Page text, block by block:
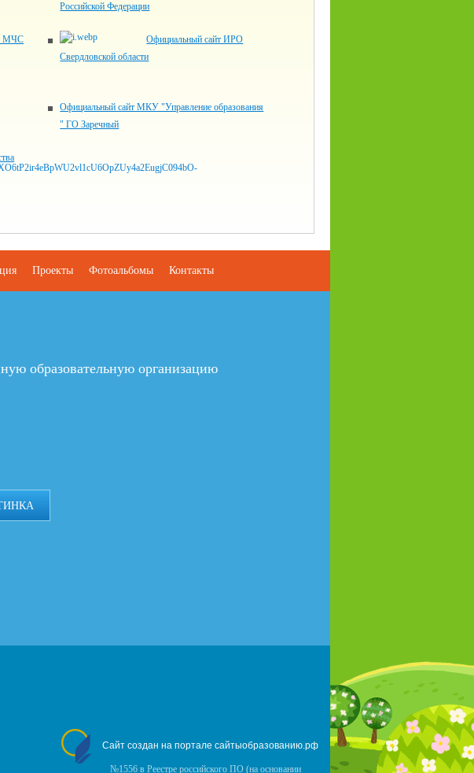
Российской Федерации
МЧС
Официальный сайт ИРО
Свердловской области
Официальный сайт МКУ "Управление образования
" ГО Заречный
Проекты Фотоальбомы Контакты
образовательную организацию
Сайт создан на портале сайтыобразованию.рф
№1556 в Реестре российского ПО (на основании